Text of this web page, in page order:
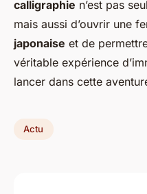
calligraphie n’est pas
mais aussi d’ouvrir une
japonaise et de
véritable expérience
lancer dans cette
Actu